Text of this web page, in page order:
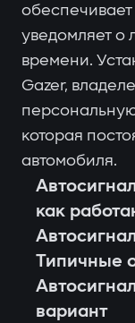
обеспечивает
уведомляет о
времени.
Gazer,
которая
автомобиля.
как
Типичные
вариант